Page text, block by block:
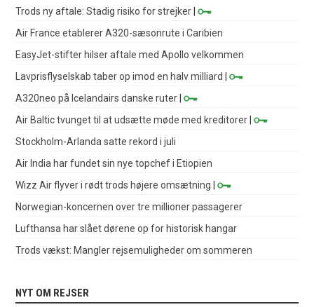
Trods ny aftale: Stadig risiko for strejker |
Air France etablerer A320-sæsonrute i Caribien
EasyJet-stifter hilser aftale med Apollo velkommen
Lavprisflyselskab taber op imod en halv milliard
|
A320neo på Icelandairs danske ruter |
Air Baltic tvunget til at udsætte møde med kreditorer |
Stockholm-Arlanda satte rekord i juli
Air India har fundet sin nye topchef i Etiopien
Wizz Air flyver i rødt trods højere omsætning |
Norwegian-koncernen over tre millioner passagerer
Lufthansa har slået dørene op for historisk hangar
Trods vækst: Mangler rejsemuligheder om sommeren
NYT OM REJSER